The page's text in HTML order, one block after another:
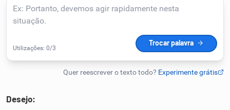
Humanizador de IA
Desejo: